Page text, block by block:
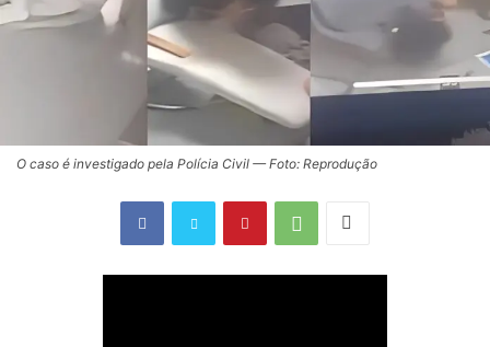
O caso é investigado pela Polícia Civil — Foto: Reprodução